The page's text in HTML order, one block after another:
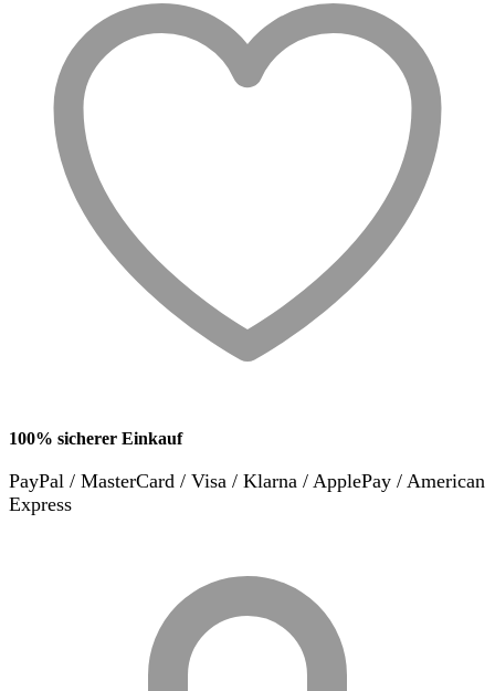
100% sicherer Einkauf
PayPal / MasterCard / Visa / Klarna / ApplePay / American
Express